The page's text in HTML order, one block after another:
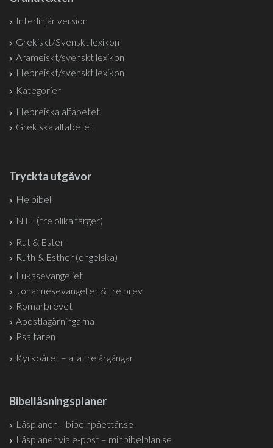
Interlinjär version
Grekiskt/Svenskt lexikon
Arameiskt/svenskt lexikon
Hebreiskt/svenskt lexikon
Kategorier
Hebreiska alfabetet
Grekiska alfabetet
Tryckta utgåvor
Helbibel
NT+ (tre olika färger)
Rut & Ester
Ruth & Esther (engelska)
Lukasevangeliet
Johannesevangeliet & tre brev
Romarbrevet
Apostlagärningarna
Psaltaren
Kyrkoåret – alla tre årgångar
Bibelläsningsplaner
Läsplaner – bibelnpåettår.se
Läsplaner via e-post – minbibelplan.se